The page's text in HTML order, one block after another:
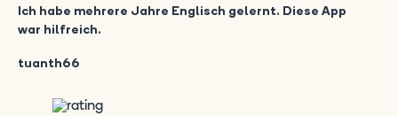
Ich habe mehrere Jahre Englisch gelernt. Diese App
war hilfreich.
tuanth66